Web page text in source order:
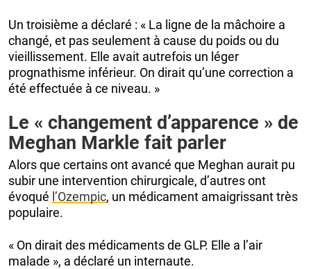
Un troisième a déclaré : « La ligne de la mâchoire a
changé, et pas seulement à cause du poids ou du
vieillissement. Elle avait autrefois un léger
prognathisme inférieur. On dirait qu’une correction a
été effectuée à ce niveau. »
Le « changement d’apparence » de
Meghan Markle fait parler
Alors que certains ont avancé que Meghan aurait pu
subir une intervention chirurgicale, d’autres ont
évoqué l’Ozempic, un médicament amaigrissant très
populaire.
« On dirait des médicaments de GLP. Elle a l’air
malade », a déclaré un internaute.